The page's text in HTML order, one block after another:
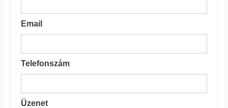
Email
Telefonszám
Üzenet